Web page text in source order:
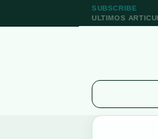
SUBSCRIBE
ULTIMOS